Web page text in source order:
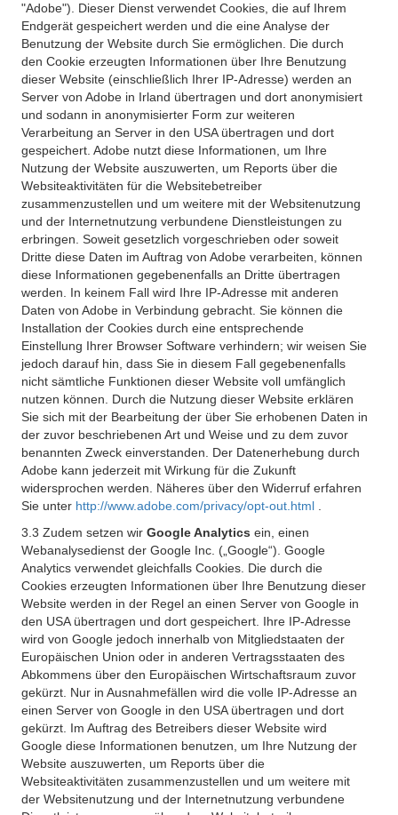
"Adobe"). Dieser Dienst verwendet Cookies, die auf Ihrem
Endgerät gespeichert werden und die eine Analyse der
Benutzung der Website durch Sie ermöglichen. Die durch
den Cookie erzeugten Informationen über Ihre Benutzung
dieser Website (einschließlich Ihrer IP-Adresse) werden an
Server von Adobe in Irland übertragen und dort anonymisiert
und sodann in anonymisierter Form zur weiteren
Verarbeitung an Server in den USA übertragen und dort
gespeichert. Adobe nutzt diese Informationen, um Ihre
Nutzung der Website auszuwerten, um Reports über die
Websiteaktivitäten für die Websitebetreiber
zusammenzustellen und um weitere mit der Websitenutzung
und der Internetnutzung verbundene Dienstleistungen zu
erbringen. Soweit gesetzlich vorgeschrieben oder soweit
Dritte diese Daten im Auftrag von Adobe verarbeiten, können
diese Informationen gegebenenfalls an Dritte übertragen
werden. In keinem Fall wird Ihre IP-Adresse mit anderen
Daten von Adobe in Verbindung gebracht. Sie können die
Installation der Cookies durch eine entsprechende
Einstellung Ihrer Browser Software verhindern; wir weisen Sie
jedoch darauf hin, dass Sie in diesem Fall gegebenenfalls
nicht sämtliche Funktionen dieser Website voll umfänglich
nutzen können. Durch die Nutzung dieser Website erklären
Sie sich mit der Bearbeitung der über Sie erhobenen Daten in
der zuvor beschriebenen Art und Weise und zu dem zuvor
benannten Zweck einverstanden. Der Datenerhebung durch
Adobe kann jederzeit mit Wirkung für die Zukunft
widersprochen werden. Näheres über den Widerruf erfahren
Sie unter http://www.adobe.com/privacy/opt-out.html
3.3 Zudem setzen wir Google Analytics ein, einen
Webanalysedienst der Google Inc. („Google“). Google
Analytics verwendet gleichfalls Cookies. Die durch die
Cookies erzeugten Informationen über Ihre Benutzung dieser
Website werden in der Regel an einen Server von Google in
den USA übertragen und dort gespeichert. Ihre IP-Adresse
wird von Google jedoch innerhalb von Mitgliedstaaten der
Europäischen Union oder in anderen Vertragsstaaten des
Abkommens über den Europäischen Wirtschaftsraum zuvor
gekürzt. Nur in Ausnahmefällen wird die volle IP-Adresse an
einen Server von Google in den USA übertragen und dort
gekürzt. Im Auftrag des Betreibers dieser Website wird
Google diese Informationen benutzen, um Ihre Nutzung der
Website auszuwerten, um Reports über die
Websiteaktivitäten zusammenzustellen und um weitere mit
der Websitenutzung und der Internetnutzung verbundene